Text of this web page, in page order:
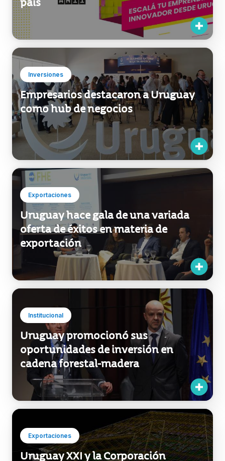
Uruguay busca emprendimientos
extranjeros para que se instalen en el
país
Inversiones
Empresarios destacaron a Uruguay
como hub de negocios
Exportaciones
Uruguay hace gala de una variada
oferta de éxitos en materia de
exportación
Institucional
Uruguay promocionó sus
oportunidades de inversión en
cadena forestal-madera